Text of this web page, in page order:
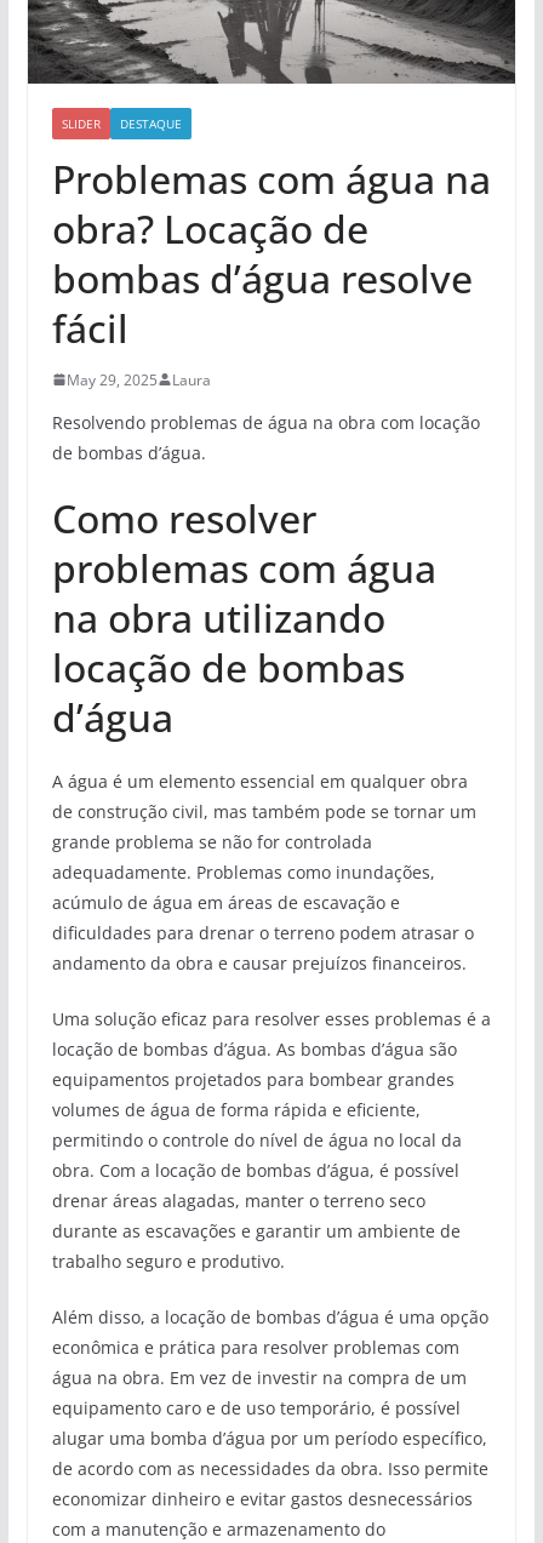
SLIDER DESTAQUE
Problemas com água na
obra? Locação de
bombas d’água resolve
fácil
May 29, 2025 Laura
Resolvendo problemas de água na obra com locação
de bombas d’água.
Como resolver
problemas com água
na obra utilizando
locação de bombas
d’água
A água é um elemento essencial em qualquer obra
de construção civil, mas também pode se tornar um
grande problema se não for controlada
adequadamente. Problemas como inundações,
acúmulo de água em áreas de escavação e
dificuldades para drenar o terreno podem atrasar o
andamento da obra e causar prejuízos financeiros.
Uma solução eficaz para resolver esses problemas é a
locação de bombas d’água. As bombas d’água são
equipamentos projetados para bombear grandes
volumes de água de forma rápida e eficiente,
permitindo o controle do nível de água no local da
obra. Com a locação de bombas d’água, é possível
drenar áreas alagadas, manter o terreno seco
durante as escavações e garantir um ambiente de
trabalho seguro e produtivo.
Além disso, a locação de bombas d’água é uma opção
econômica e prática para resolver problemas com
água na obra. Em vez de investir na compra de um
equipamento caro e de uso temporário, é possível
alugar uma bomba d’água por um período específico,
de acordo com as necessidades da obra. Isso permite
economizar dinheiro e evitar gastos desnecessários
com a manutenção e armazenamento do